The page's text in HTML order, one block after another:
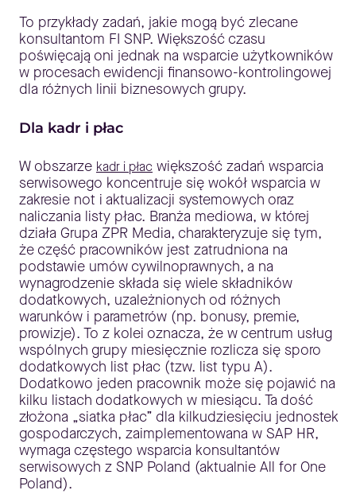
To przykłady zadań, jakie mogą być zlecane
konsultantom FI SNP. Większość czasu
poświęcają oni jednak na wsparcie użytkowników
w procesach ewidencji finansowo-kontrolingowej
dla różnych linii biznesowych grupy.
Dla kadr i płac
W obszarze kadr i płac większość zadań wsparcia
serwisowego koncentruje się wokół wsparcia w
zakresie not i aktualizacji systemowych oraz
naliczania listy płac. Branża mediowa, w której
działa Grupa ZPR Media, charakteryzuje się tym,
że część pracowników jest zatrudniona na
podstawie umów cywilnoprawnych, a na
wynagrodzenie składa się wiele składników
dodatkowych, uzależnionych od różnych
warunków i parametrów (np. bonusy, premie,
prowizje). To z kolei oznacza, że w centrum usług
wspólnych grupy miesięcznie rozlicza się sporo
dodatkowych list płac (tzw. list typu A).
Dodatkowo jeden pracownik może się pojawić na
kilku listach dodatkowych w miesiącu. Ta dość
złożona „siatka płac” dla kilkudziesięciu jednostek
gospodarczych, zaimplementowana w SAP HR,
wymaga częstego wsparcia konsultantów
serwisowych z SNP Poland (aktualnie All for One
Poland).